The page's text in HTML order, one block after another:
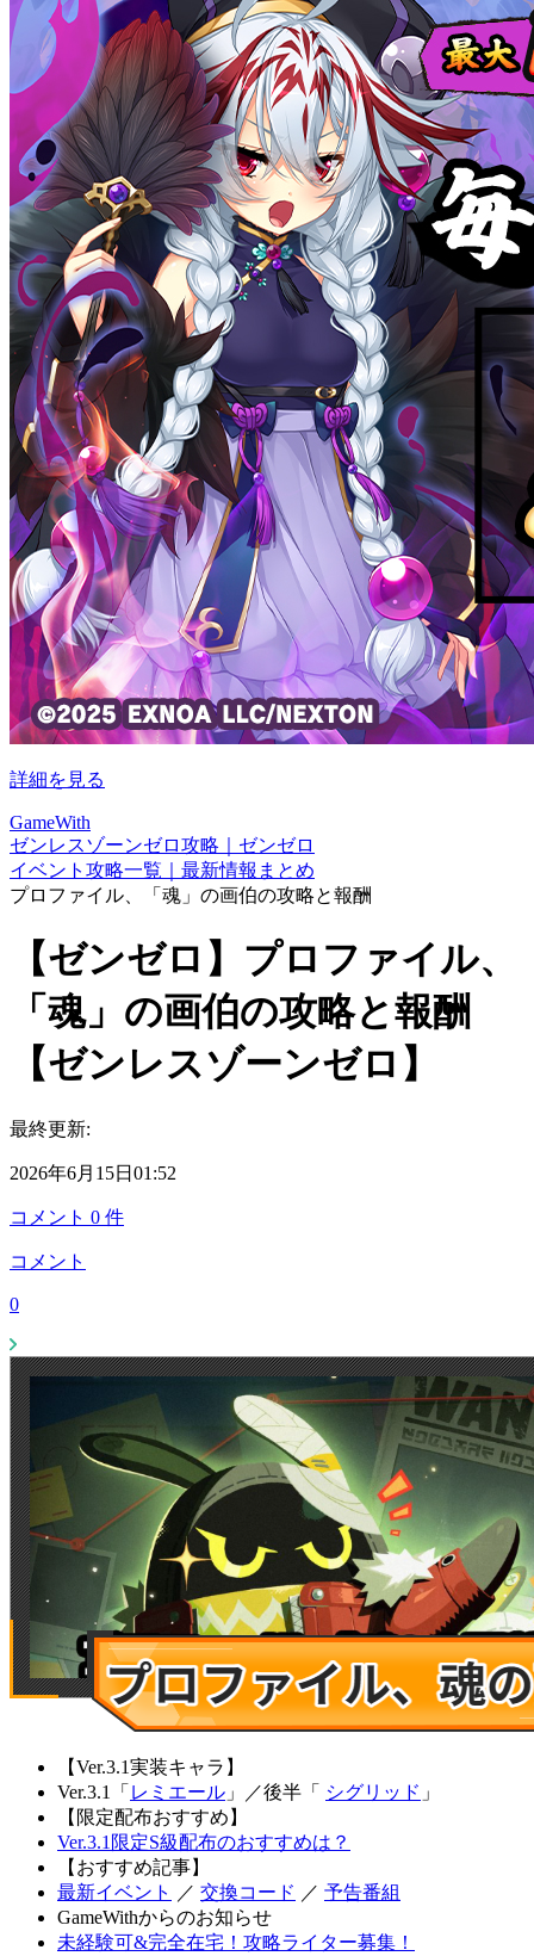
詳細を見る
GameWith
ゼンレスゾーンゼロ攻略｜ゼンゼロ
イベント攻略一覧｜最新情報まとめ
プロファイル、「魂」の画伯の攻略と報酬
【ゼンゼロ】プロファイル、
「魂」の画伯の攻略と報酬
【ゼンレスゾーンゼロ】
最終更新:
2026年6月15日01:52
コメント 0 件
コメント
0
【Ver.3.1実装キャラ】
Ver.3.1「 レミエール 」 ／後半「 シグリッド 」
【限定配布おすすめ】
Ver.3.1限定S級配布のおすすめは？
【おすすめ記事】
最新イベント
／ 交換コード ／ 予告番組
GameWithからのお知らせ
未経験可&完全在宅！攻略ライター募集！